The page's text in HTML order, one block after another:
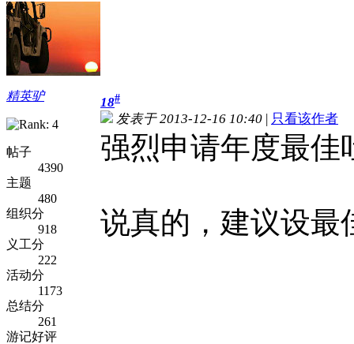
精英驴
帖子
4390
主题
480
组织分
918
义工分
222
活动分
1173
总结分
261
游记好评
18#
发表于 2013-12-16 10:40 | 只看该作者
强烈申请年度最佳
说真的，建议设最